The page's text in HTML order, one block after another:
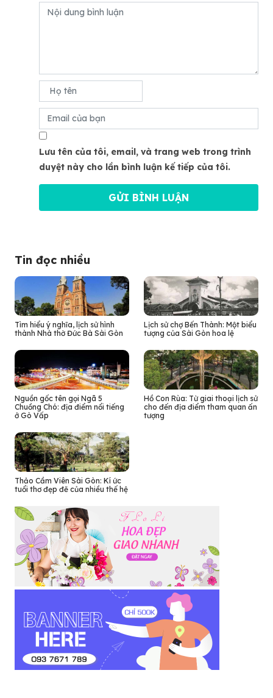
Lưu tên của tôi, email, và trang web trong trình
duyệt này cho lần bình luận kế tiếp của tôi.
Tin đọc nhiều
Tìm hiểu ý nghĩa, lịch sử hình
thành Nhà thờ Đức Bà Sài Gòn
Lịch sử chợ Bến Thành: Một biểu
tượng của Sài Gòn hoa lệ
Nguồn gốc tên gọi Ngã 5
Chuồng Chó: địa điểm nổi tiếng
ở Gò Vấp
Hồ Con Rùa: Từ giai thoại lịch sử
cho đến địa điểm tham quan ấn
tượng
Thảo Cầm Viên Sài Gòn: Kí ức
tuổi thơ đẹp đẽ của nhiều thế hệ